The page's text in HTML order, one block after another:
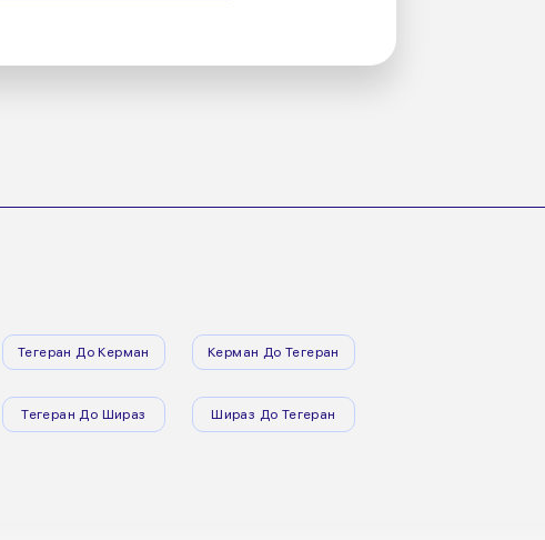
Тегеран До Керман Керман До Тегеран
Тегеран До Шираз Шираз До Тегеран